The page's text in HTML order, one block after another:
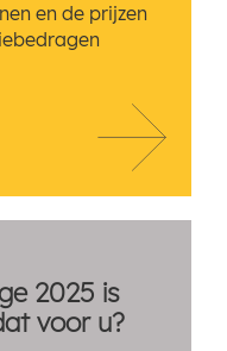
en de prijzen
2025 is
voor u?